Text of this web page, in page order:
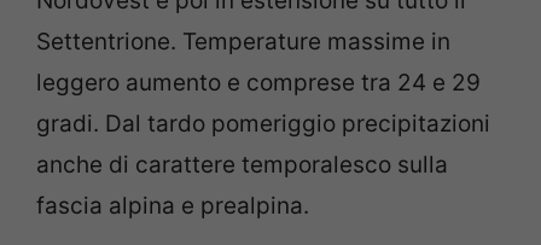
Settentrione. Temperature massime in
leggero aumento e comprese tra 24 e 29
gradi. Dal tardo pomeriggio precipitazioni
anche di carattere temporalesco sulla
fascia alpina e prealpina.